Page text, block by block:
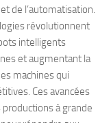
de l’automatisation.
révolutionnent
intelligents
et augmentant la
machines qui
Ces avancées
à grande